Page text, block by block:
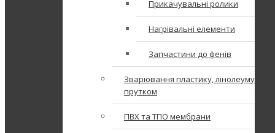
Прикачувальні ролики
Нагрівальні елементи
Запчастини до фенів
Зварювання пластику, лінолеуму
прутком
ПВХ та ТПО мембрани